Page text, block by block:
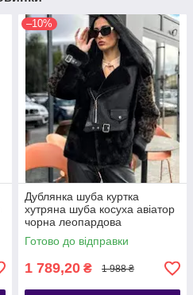
–10%
Дублянка шуба куртка
хутряна шуба косуха авіатор
чорна леопардова
Готово до відправки
1 789,20 ₴ 1 988 ₴